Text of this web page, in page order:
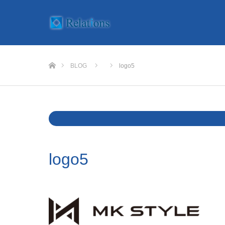
BLOG logo5
logo5